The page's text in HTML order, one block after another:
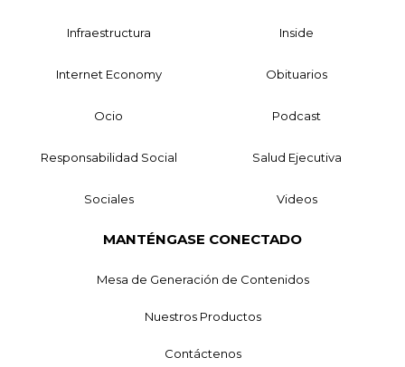
Infraestructura Inside
Internet Economy Obituarios
Ocio Podcast
Responsabilidad Social Salud Ejecutiva
Sociales Videos
MANTÉNGASE CONECTADO
Mesa de Generación de Contenidos
Nuestros Productos
Contáctenos